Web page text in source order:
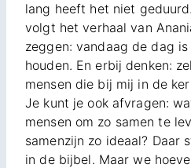
lang heeft het niet
volgt het verhaal van
zeggen: vandaag de dag
houden. En erbij denken:
mensen die bij mij in de
Je kunt je ook afvragen:
mensen om zo samen te
samenzijn zo ideaal? Daar
in de bijbel. Maar we